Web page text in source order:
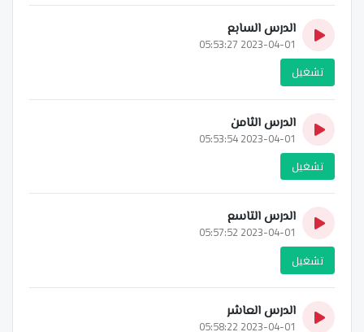
الدرس السابع
2023-04-01 05:53:27
تشغيل
الدرس الثامن
2023-04-01 05:53:54
تشغيل
الدرس التاسع
2023-04-01 05:57:52
تشغيل
الدرس العاشر
2023-04-01 05:58:22